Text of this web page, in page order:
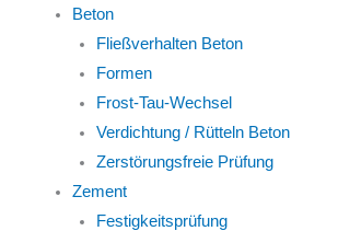
Beton
Fließverhalten Beton
Formen
Frost-Tau-Wechsel
Verdichtung / Rütteln Beton
Zerstörungsfreie Prüfung
Zement
Festigkeitsprüfung